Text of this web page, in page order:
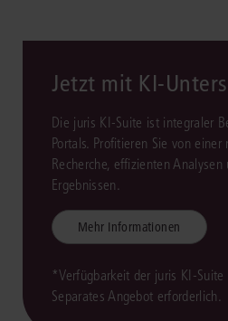
Jetzt mit KI-
Die juris KI-Suite ist integraler
Portals. Profitieren Sie von einer
Recherche, effizienten Analysen
Ergebnissen.
Mehr Informationen
*Verfügbarkeit der juris KI-
Separates Angebot erforderlich.